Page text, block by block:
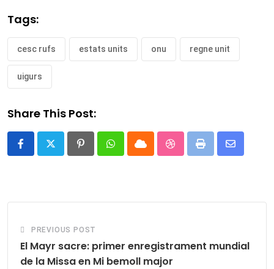
Tags:
cesc rufs estats units onu regne unit
uigurs
Share This Post:
PinterestWhatsappCloud StumbleUpon
Print
Share
PREVIOUS POST
El Mayr sacre: primer enregistrament mundial
de la Missa en Mi bemoll major